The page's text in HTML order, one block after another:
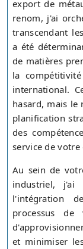
export de
renom, j'ai
transcendant
a été
de matières
la
international.
hasard, mais le
planification
des
service de
Au sein de
industriel, j'ai
l'intégration
processus
et minimiser